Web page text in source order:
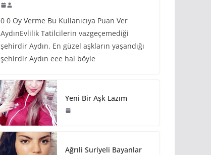
0 0 Oy Verme Bu Kullanıcıya Puan Ver
AydınEvlilik Tatilcilerin vazgeçemediği
şehirdir Aydın. En güzel aşkların yaşandığı
şehirdir Aydın eee hal böyle
Yeni Bir Aşk Lazım
Ağrıli Suriyeli Bayanlar